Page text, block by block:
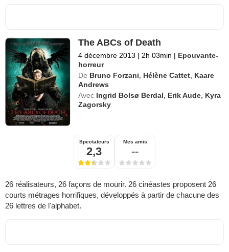
The ABCs of Death
4 décembre 2013 | 2h 03min | Epouvante-
horreur
De Bruno Forzani Hélène Cattet Kaare
Andrews
Avec Ingrid Bolsø Berdal Erik Aude Kyra
Zagorsky
Spectateurs
2,3
Mes amis
--
26 réalisateurs, 26 façons de mourir. 26 cinéastes proposent 26
courts métrages horrifiques, développés à partir de chacune des
26 lettres de l'alphabet.